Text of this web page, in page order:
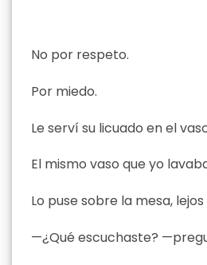
No por respeto.
Por miedo.
Le serví su licuado en el
El mismo vaso que yo
Lo puse sobre la mesa,
—¿Qué escuchaste?